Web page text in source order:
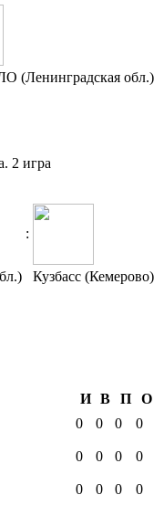
(Ленинградская обл.)
2 игра
:
Кузбасс (Кемерово)
И В П
О
0 0 0 0
0 0 0 0
0 0 0 0